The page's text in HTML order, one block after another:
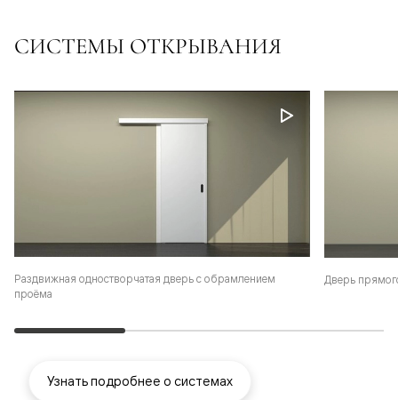
СИСТЕМЫ ОТКРЫВАНИЯ
Раздвижная одностворчатая дверь с обрамлением
проёма
Дверь
Узнать подробнее о системах